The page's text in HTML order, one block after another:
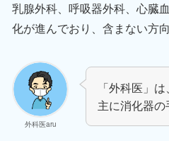
乳腺外科、呼吸器外科、心臓
化が進んでおり、含まない方
外科医aru
「外科医」は、
主に消化器の